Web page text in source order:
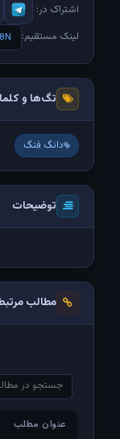
اشتراک در:
لینک مستقیم:
تگ‌ها و
دانگ فنگ
توضیحات
مطالب
عنوان مطلب